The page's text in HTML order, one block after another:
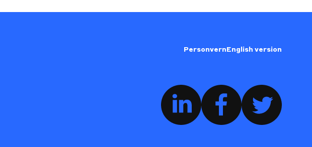
Personvern English version